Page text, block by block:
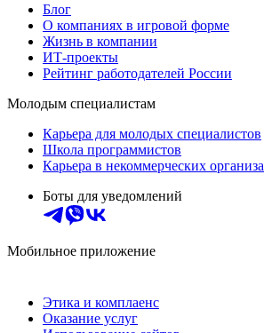
Блог
О компаниях в игровой форме
Жизнь в компании
ИТ-проекты
Рейтинг работодателей России
Молодым специалистам
Карьера для молодых специалистов
Школа программистов
Карьера в некоммерческих
Боты для уведомлений
Мобильное приложение
Этика и комплаенс
Оказание услуг